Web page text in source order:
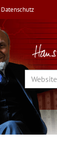
Datenschutz
Search